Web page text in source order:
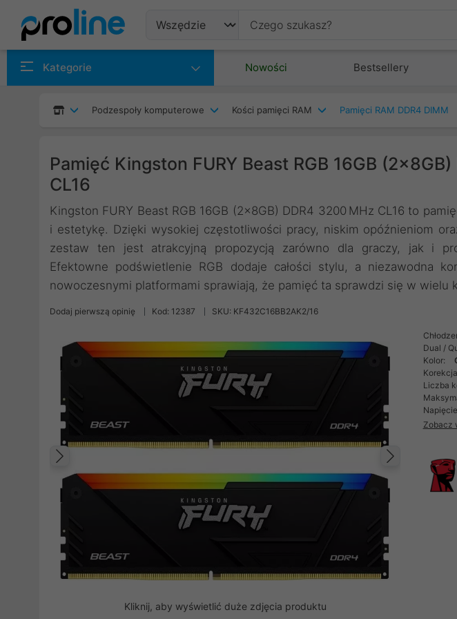
Kategorie Nowości Bestsellery
Podzespoły komputerowe Kości pamięci RAM Pamięci RAM DDR4 DIMM
Pamięć Kingston FURY Beast RGB 16GB
CL16
Kingston FURY Beast RGB 16GB (2x8GB) DDR4 3200 MHz CL16 to
i estetykę. Dzięki wysokiej częstotliwości pracy, niskim opóźnieniom
zestaw ten jest atrakcyjną propozycją zarówno dla graczy, jak i
Efektowne podświetlenie RGB dodaje całości stylu, a niezawodna
nowoczesnymi platformami sprawiają, że pamięć ta sprawdzi się w wielu
Dodaj pierwszą opinię Kod: 12387 SKU: KF432C16BB2AK2/16
Poprzedni
Kliknij, aby wyświetlić duże zdjęcia produktu
Dual /
Kolor:
Liczba
Zobacz